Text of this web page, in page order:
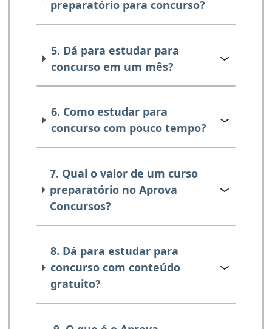
preparatório para concurso?
5. Dá para estudar para
concurso em um mês?
6. Como estudar para
concurso com pouco tempo?
7. Qual o valor de um curso
preparatório no Aprova
Concursos?
8. Dá para estudar para
concurso com conteúdo
gratuito?